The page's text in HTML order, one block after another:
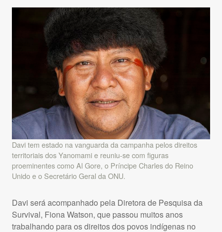
Davi tem estado na vanguarda da campanha pelos direitos
territoriais dos Yanomami e reuniu-se com figuras
proeminentes como Al Gore, o Príncipe Charles do Reino
Unido e o Secretário Geral da ONU.
Davi será acompanhado pela Diretora de Pesquisa da
Survival, Fiona Watson, que passou muitos anos
trabalhando para os direitos dos povos indígenas no